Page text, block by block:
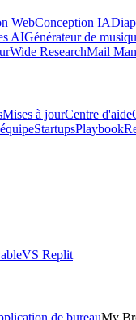
WebConception IA
AIGénérateur de
Wide ResearchMail
Mises à jourCentre d'aide
StartupsPlaybook
VS Replit